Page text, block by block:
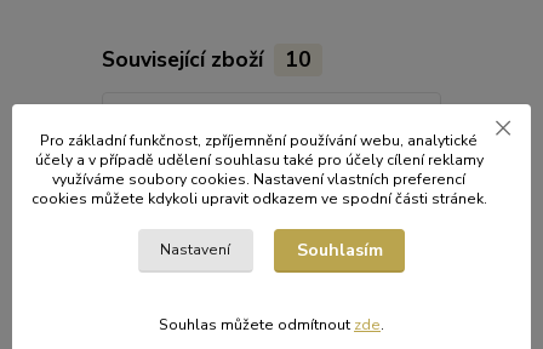
Související zboží 10
Pro základní funkčnost, zpříjemnění používání webu, analytické
účely a v případě udělení souhlasu také pro účely cílení reklamy
využíváme soubory cookies. Nastavení vlastních preferencí
cookies můžete kdykoli upravit odkazem ve spodní části stránek.
Nastavení Souhlasím
Souhlas můžete odmítnout zde.